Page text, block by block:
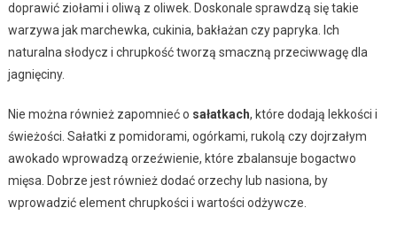
doprawić ziołami i oliwą z oliwek. Doskonale sprawdzą się takie
warzywa jak marchewka, cukinia, bakłażan czy papryka. Ich
naturalna słodycz i chrupkość tworzą smaczną przeciwwagę dla
jagnięciny.
Nie można również zapomnieć o sałatkach, które dodają lekkości i
świeżości. Sałatki z pomidorami, ogórkami, rukolą czy dojrzałym
awokado wprowadzą orzeźwienie, które zbalansuje bogactwo
mięsa. Dobrze jest również dodać orzechy lub nasiona, by
wprowadzić element chrupkości i wartości odżywcze.